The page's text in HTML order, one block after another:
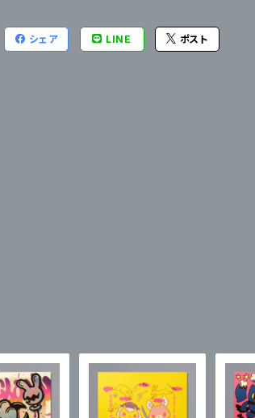
シェア LINE ポスト